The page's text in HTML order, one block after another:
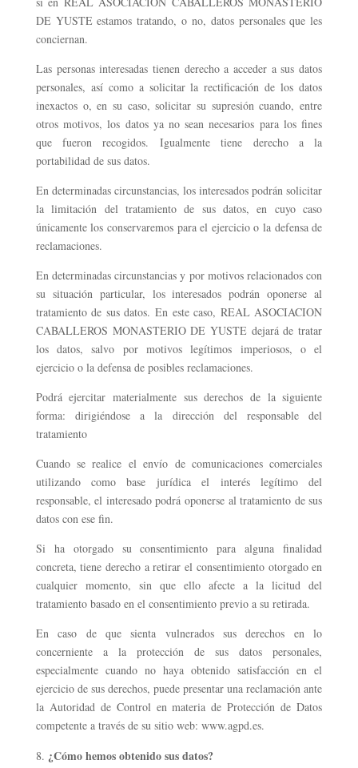
DE YUSTE estamos tratando, o no, datos personales que les
conciernan.
Las personas interesadas tienen derecho a acceder a sus datos
personales, así como a solicitar la rectificación de los datos
inexactos o, en su caso, solicitar su supresión cuando, entre
otros motivos, los datos ya no sean necesarios para los fines
que fueron recogidos. Igualmente tiene derecho a la
portabilidad de sus datos.
En determinadas circunstancias, los interesados podrán solicitar
la limitación del tratamiento de sus datos, en cuyo caso
únicamente los conservaremos para el ejercicio o la defensa de
reclamaciones.
En determinadas circunstancias y por motivos relacionados con
su situación particular, los interesados podrán oponerse al
tratamiento de sus datos. En este caso, REAL ASOCIACION
CABALLEROS MONASTERIO DE YUSTE dejará de tratar
los datos, salvo por motivos legítimos imperiosos, o el
ejercicio o la defensa de posibles reclamaciones.
Podrá ejercitar materialmente sus derechos de la siguiente
forma: dirigiéndose a la dirección del responsable del
tratamiento
Cuando se realice el envío de comunicaciones comerciales
utilizando como base jurídica el interés legítimo del
responsable, el interesado podrá oponerse al tratamiento de sus
datos con ese fin.
Si ha otorgado su consentimiento para alguna finalidad
concreta, tiene derecho a retirar el consentimiento otorgado en
cualquier momento, sin que ello afecte a la licitud del
tratamiento basado en el consentimiento previo a su retirada.
En caso de que sienta vulnerados sus derechos en lo
concerniente a la protección de sus datos personales,
especialmente cuando no haya obtenido satisfacción en el
ejercicio de sus derechos, puede presentar una reclamación ante
la Autoridad de Control en materia de Protección de Datos
competente a través de su sitio web: www.agpd.es.
¿Cómo hemos obtenido sus datos?